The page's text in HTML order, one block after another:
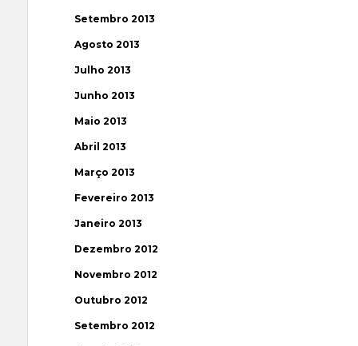
Setembro 2013
Agosto 2013
Julho 2013
Junho 2013
Maio 2013
Abril 2013
Março 2013
Fevereiro 2013
Janeiro 2013
Dezembro 2012
Novembro 2012
Outubro 2012
Setembro 2012